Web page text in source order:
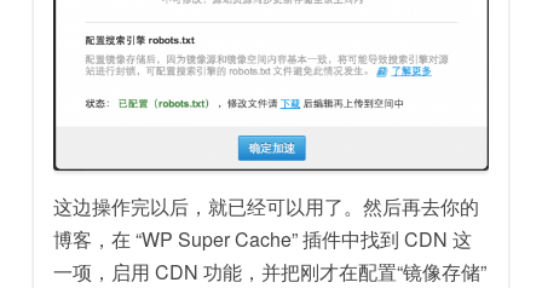
这边操作完以后，就已经可以用了。然后再去你的
博客，在 “WP Super Cache” 插件中找到 CDN 这
一项，启用 CDN 功能，并把刚才在配置“镜像存储”